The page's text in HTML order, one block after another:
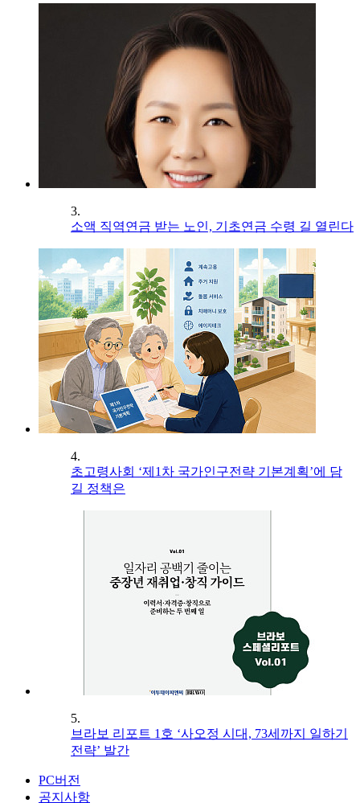
3.
소액 직역연금 받는 노인, 기초연금 수령 길 열린다
4.
초고령사회 ‘제1차 국가인구전략 기본계획’에 담
길 정책은
5.
브라보 리포트 1호 ‘사오정 시대, 73세까지 일하기
전략’ 발간
PC버전
공지사항